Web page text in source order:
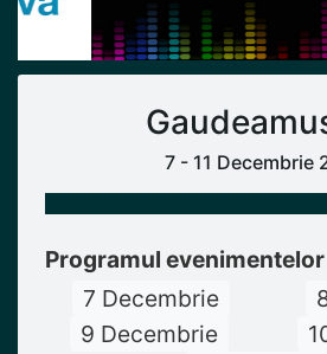
7 - 11 Decembrie
Programul evenimentelor
7 Decembrie
9 Decembrie